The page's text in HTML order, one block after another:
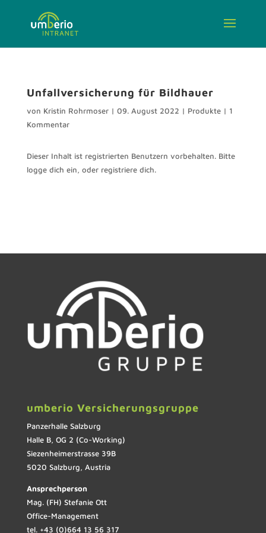
Unfallversicherung für Bildhauer
von Kristin Rohrmoser| 09. August 2022 | Produkte| 1
Kommentar
Dieser Inhalt ist registrierten Benutzern vorbehalten. Bitte
logge dich ein, oder registriere dich.
umberio Versicherungsgruppe
Panzerhalle Salzburg
Halle B, OG 2 (Co-Working)
Siezenheimerstrasse 39B
5020 Salzburg, Austria
Ansprechperson
Mag. (FH) Stefanie Ott
Office-Management
tel. +43 (0)664 13 56 317